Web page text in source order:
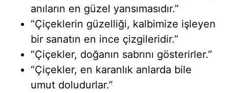
anıların en güzel yansımasıdır.”
“Çiçeklerin güzelliği, kalbimize işleyen
bir sanatın en ince çizgileridir.”
“Çiçekler, doğanın sabrını gösterirler.”
“Çiçekler, en karanlık anlarda bile
umut doludurlar.”